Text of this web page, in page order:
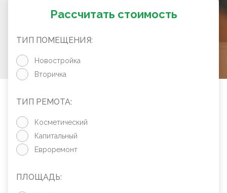
Рассчитать стоимость
ТИП ПОМЕЩЕНИЯ:
Новостройка
Вторичка
ТИП РЕМОТА:
Косметический
Капитальный
Евроремонт
ПЛОЩАДЬ: